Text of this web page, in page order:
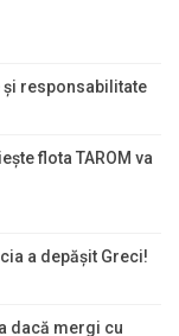
responsabilitate
flota TAROM va
a depășit Greci!
dacă mergi cu